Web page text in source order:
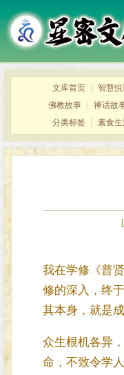
文库首页 ┊ 智慧
佛教故事 ┊ 禅话故
分类标签 ┊ 素食
我在学修《普
修的深入，终
其本身，就是成
众生根机各异
命，不致令学